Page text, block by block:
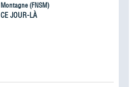
Montagne (FNSM)
CE JOUR-LÀ